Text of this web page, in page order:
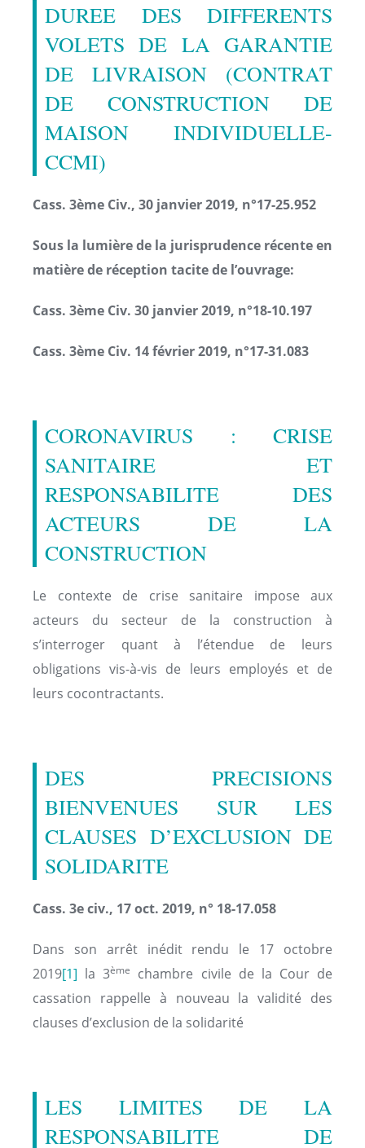
DUREE DES DIFFERENTS
VOLETS DE LA GARANTIE
DE LIVRAISON (CONTRAT
DE CONSTRUCTION DE
MAISON INDIVIDUELLE-
CCMI)
Cass. 3ème Civ., 30 janvier 2019, n°17-25.952
Sous la lumière de la jurisprudence récente en
matière de réception tacite de l’ouvrage:
Cass. 3ème Civ. 30 janvier 2019, n°18-10.197
Cass. 3ème Civ. 14 février 2019, n°17-31.083
CORONAVIRUS : CRISE
SANITAIRE ET
RESPONSABILITE DES
ACTEURS DE LA
CONSTRUCTION
Le contexte de crise sanitaire impose aux
acteurs du secteur de la construction à
s’interroger quant à l’étendue de leurs
obligations vis-à-vis de leurs employés et de
leurs cocontractants.
DES PRECISIONS
BIENVENUES SUR LES
CLAUSES D’EXCLUSION DE
SOLIDARITE
Cass. 3e civ., 17 oct. 2019, n° 18-17.058
Dans son arrêt inédit rendu le 17 octobre
2019[1] la 3ème
chambre civile de la Cour de
cassation rappelle à nouveau la validité des
clauses d’exclusion de la solidarité
LES LIMITES DE LA
RESPONSABILITE DE